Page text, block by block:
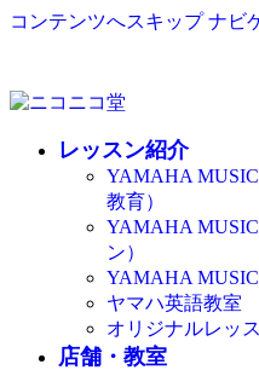
コンテンツへスキップ ナビ
レッスン紹介
YAMAHA
教育）
YAMAHA
ン）
YAMAHA MUSIC
ヤマハ英語教室
オリジナルレッ
店舗・教室